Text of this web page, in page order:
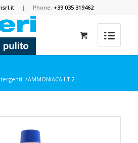
| Phone:+39 035 319462
/AMMONIACA LT.2